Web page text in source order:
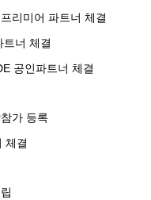
리미어 파트너 체결
트너 체결
공인파트너 체결
가 등록
체결